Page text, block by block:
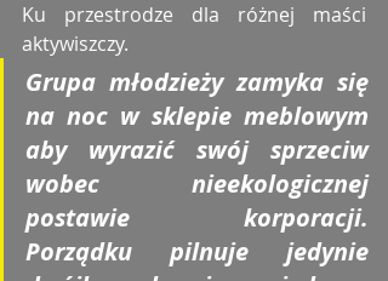
Ku przestrodze dla różnej maści
aktywiszczy.
Grupa młodzieży zamyka się
na noc w sklepie meblowym
aby wyrazić swój sprzeciw
wobec nieekologicznej
postawie korporacji.
Porządku pilnuje jedynie